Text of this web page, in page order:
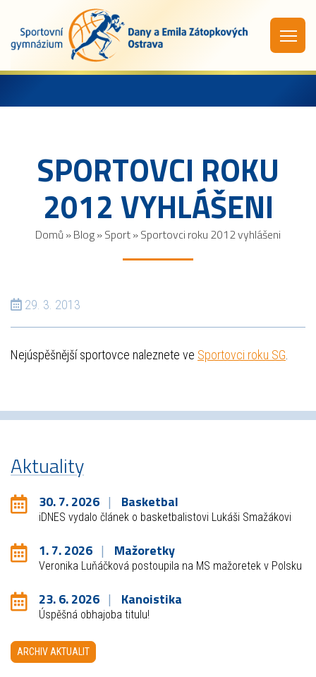
SPORTOVCI ROKU
2012 VYHLÁŠENI
Domů »Blog»Sport»Sportovci roku 2012 vyhlášeni
29. 3. 2013
Nejúspěšnější sportovce naleznete ve Sportovci roku SG.
Aktuality
30. 7. 2026 Basketbal
iDNES vydalo článek o basketbalistovi Lukáši Smažákovi
1. 7. 2026 Mažoretky
Veronika Luňáčková postoupila na MS mažoretek v Polsku
23. 6. 2026 Kanoistika
Úspěšná obhajoba titulu!
ARCHIV AKTUALIT